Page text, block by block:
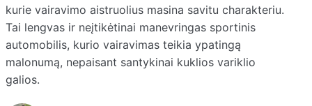
kurie vairavimo aistruolius masina savitu charakteriu.
Tai lengvas ir neįtikėtinai manevringas sportinis
automobilis, kurio vairavimas teikia ypatingą
malonumą, nepaisant santykinai kuklios variklio
galios.